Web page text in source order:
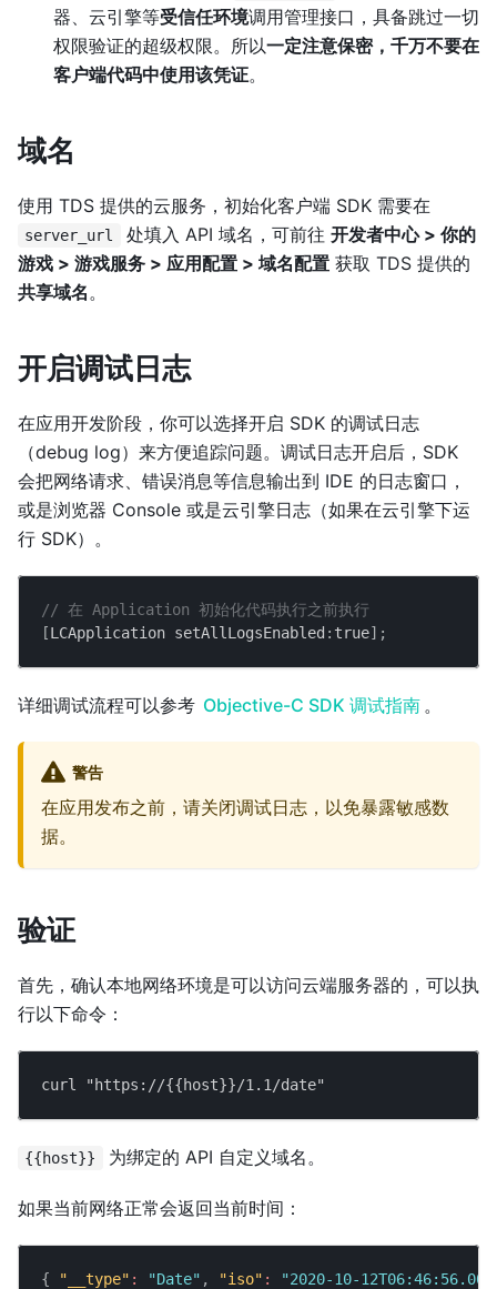
器、云引擎等受信任环境调用管理接口，具备跳过一切
权限验证的超级权限。所以一定注意保密，千万不要在
客户端代码中使用该凭证。
域名
使用 TDS 提供的云服务，初始化客户端 SDK 需要在
server_url 处填入 API 域名，可前往 开发者中心 > 你的
游戏 > 游戏服务 > 应用配置 > 域名配置 获取 TDS 提供的
共享域名 。
开启调试日志
在应用开发阶段，你可以选择开启 SDK 的调试日志
（debug log）来方便追踪问题。调试日志开启后，SDK
会把网络请求、错误消息等信息输出到 IDE 的日志窗口，
或是浏览器 Console 或是云引擎日志（如果在云引擎下运
行 SDK）。
// 在 Application 初始化代码执行之前执行
[LCApplication setAllLogsEnabled : true] ;
详细调试流程可以参考 Objective-C SDK 调试指南 。
警告
在应用发布之前，请关闭调试日志，以免暴露敏感数
据。
验证
首先，确认本地网络环境是可以访问云端服务器的，可以执
行以下命令：
curl "https://{{host}}/1.1/date"
{{host}} 为绑定的 API 自定义域名。
如果当前网络正常会返回当前时间：
{ "__type" : "Date" , "iso" : "2020-10-